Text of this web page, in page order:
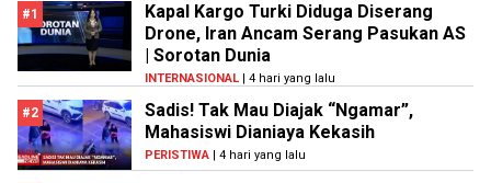
#1
Kapal Kargo Turki Diduga Diserang
Drone, Iran Ancam Serang Pasukan AS
| Sorotan Dunia
INTERNASIONAL | 4 hari yang lalu
#2
Sadis! Tak Mau Diajak “Ngamar”,
Mahasiswi Dianiaya Kekasih
PERISTIWA | 4 hari yang lalu